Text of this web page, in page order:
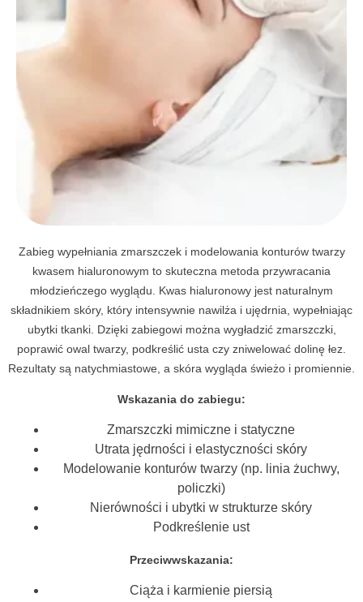
Zabieg wypełniania zmarszczek i modelowania konturów twarzy
kwasem hialuronowym to skuteczna metoda przywracania
młodzieńczego wyglądu. Kwas hialuronowy jest naturalnym
składnikiem skóry, który intensywnie nawilża i ujędrnia, wypełniając
ubytki tkanki. Dzięki zabiegowi można wygładzić zmarszczki,
poprawić owal twarzy, podkreślić usta czy zniwelować dolinę łez.
Rezultaty są natychmiastowe, a skóra wygląda świeżo i promiennie.
Wskazania do zabiegu:
Zmarszczki mimiczne i statyczne
Utrata jędrności i elastyczności skóry
Modelowanie konturów twarzy (np. linia żuchwy,
policzki)
Nierówności i ubytki w strukturze skóry
Podkreślenie ust
Przeciwwskazania:
Ciąża i karmienie piersią